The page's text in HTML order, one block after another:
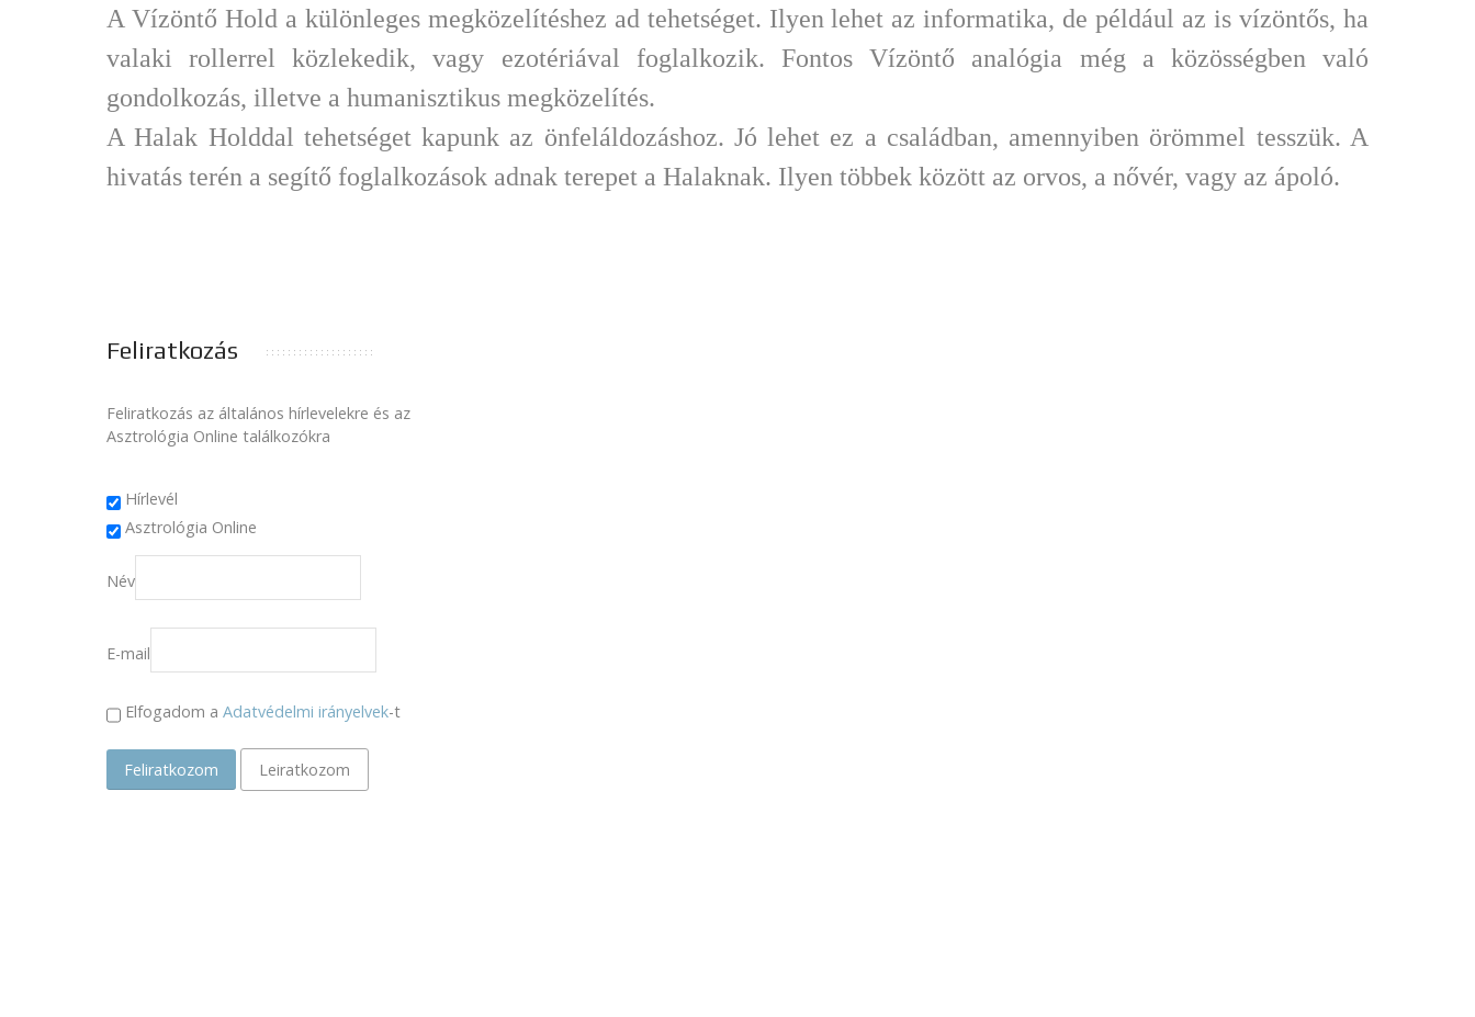
A Vízöntő Hold a különleges megközelítéshez ad tehetséget. Ilyen lehet az informatika, de például az is vízöntős, ha
valaki rollerrel közlekedik, vagy ezotériával foglalkozik. Fontos Vízöntő analógia még a közösségben való
gondolkozás, illetve a humanisztikus megközelítés.
A Halak Holddal tehetséget kapunk az önfeláldozáshoz. Jó lehet ez a családban, amennyiben örömmel tesszük. A
hivatás terén a segítő foglalkozások adnak terepet a Halaknak. Ilyen többek között az orvos, a nővér, vagy az ápoló.
Feliratkozás
Feliratkozás az általános hírlevelekre és az
Asztrológia Online találkozókra
Hírlevél
Asztrológia Online
Név
E-mail
Elfogadom a Adatvédelmi irányelvek-t
Feliratkozom Leiratkozom